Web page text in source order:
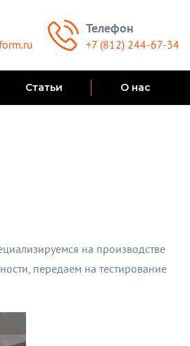
Телефон
+7 (812) 244-67-34
Статьи О нас
на производстве
передаем на тестирование